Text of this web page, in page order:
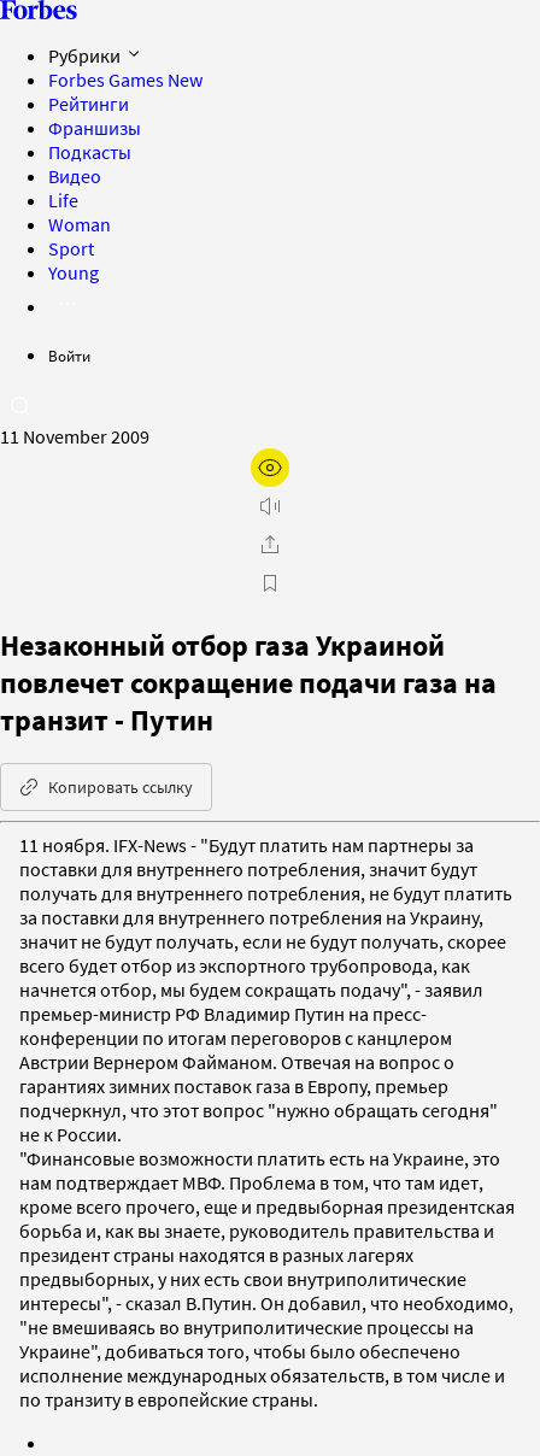
Рубрики
Forbes Games New
Рейтинги
Франшизы
Подкасты
Видео
Life
Woman
Sport
Young
Войти
11 November 2009
Незаконный отбор газа Украиной
повлечет сокращение подачи газа на
транзит - Путин
Копировать ссылку
11 ноября. IFX-News - "Будут платить нам партнеры за
поставки для внутреннего потребления, значит будут
получать для внутреннего потребления, не будут платить
за поставки для внутреннего потребления на Украину,
значит не будут получать, если не будут получать, скорее
всего будет отбор из экспортного трубопровода, как
начнется отбор, мы будем сокращать подачу", - заявил
премьер-министр РФ Владимир Путин на пресс-
конференции по итогам переговоров с канцлером
Австрии Вернером Файманом. Отвечая на вопрос о
гарантиях зимних поставок газа в Европу, премьер
подчеркнул, что этот вопрос "нужно обращать сегодня"
не к России.
"Финансовые возможности платить есть на Украине, это
нам подтверждает МВФ. Проблема в том, что там идет,
кроме всего прочего, еще и предвыборная президентская
борьба и, как вы знаете, руководитель правительства и
президент страны находятся в разных лагерях
предвыборных, у них есть свои внутриполитические
интересы", - сказал В.Путин. Он добавил, что необходимо,
"не вмешиваясь во внутриполитические процессы на
Украине", добиваться того, чтобы было обеспечено
исполнение международных обязательств, в том числе и
по транзиту в европейские страны.